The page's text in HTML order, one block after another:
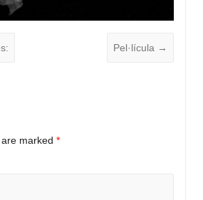
Pel·lícula →
are marked*